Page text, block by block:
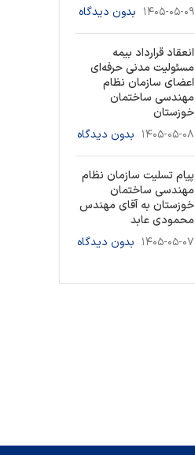
۱۴۰۵-۰۵-۰۹ بدون دیدگاه
انعقاد قرارداد بیمه
مسئولیت مدنی حرفه‌ای
اعضای سازمان نظام
مهندسی ساختمان
خوزستان
۱۴۰۵-۰۵-۰۸ بدون دیدگاه
پیام تسلیت سازمان نظام
مهندسی ساختمان
خوزستان به آقای مهندس
محمودی عابد
۱۴۰۵-۰۵-۰۷ بدون دیدگاه